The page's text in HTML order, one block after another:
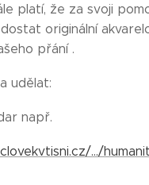
platí, že za svoji
originální
přání .
udělat:
např.
.../